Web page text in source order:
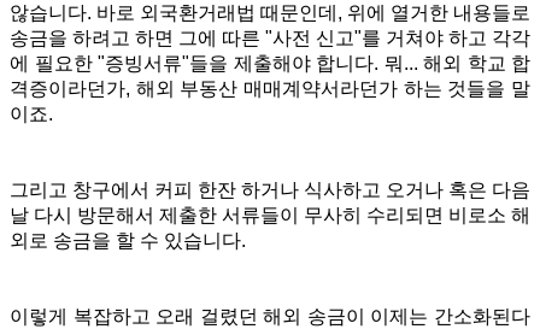
않습니다. 바로 외국환거래법 때문인데, 위에 열거한 내용들로
송금을 하려고 하면 그에 따른 "사전 신고"를 거쳐야 하고 각각
에 필요한 "증빙서류"들을 제출해야 합니다. 뭐... 해외 학교 합
격증이라던가, 해외 부동산 매매계약서라던가 하는 것들을 말
이죠.
그리고 창구에서 커피 한잔 하거나 식사하고 오거나 혹은 다음
날 다시 방문해서 제출한 서류들이 무사히 수리되면 비로소 해
외로 송금을 할 수 있습니다.
이렇게 복잡하고 오래 걸렸던 해외 송금이 이제는 간소화된다